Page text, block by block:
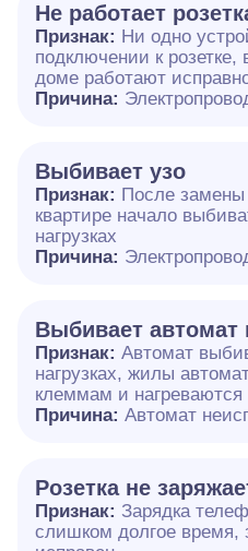
Не работает
Признак: Ни одно
подключении к розетке,
доме работают
Причина:
Выбивает узо
Признак: После замены
квартире начало
нагрузках
Причина:
Выбивает автомат
Признак: Автомат
нагрузках, жилы
клеммам и нагреваются
Причина: Автомат
Розетка не
Признак: Зарядка
слишком долгое время,